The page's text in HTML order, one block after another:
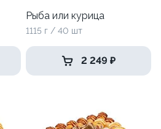
Рыба или курица
1115 г / 40 шт
2 249 ₽